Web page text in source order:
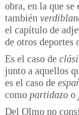
obra, en la que se
también
el capítulo de
de otros deportes
Es el caso de
junto a aquellos
es el caso de
como partidazo o
Del Olmo no